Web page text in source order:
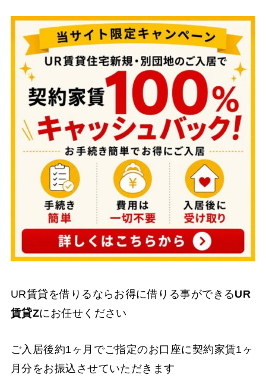
UR賃貸を借りるならお得に借りる事ができるUR
賃貸Zにお任せください
ご入居後約1ヶ月でご指定のお口座に契約家賃1ヶ
月分をお振込させていただきます